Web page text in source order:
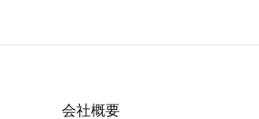
会社概要